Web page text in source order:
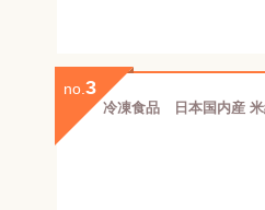
no. 3